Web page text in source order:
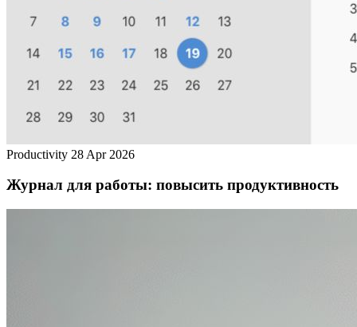
Productivity 28 Apr 2026
Журнал для работы: повысить продуктивность